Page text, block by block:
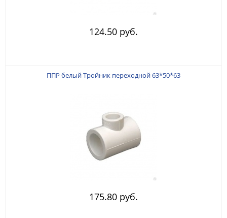
124.50 руб.
ППР белый Тройник переходной 63*50*63
175.80 руб.